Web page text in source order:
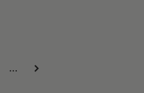
…